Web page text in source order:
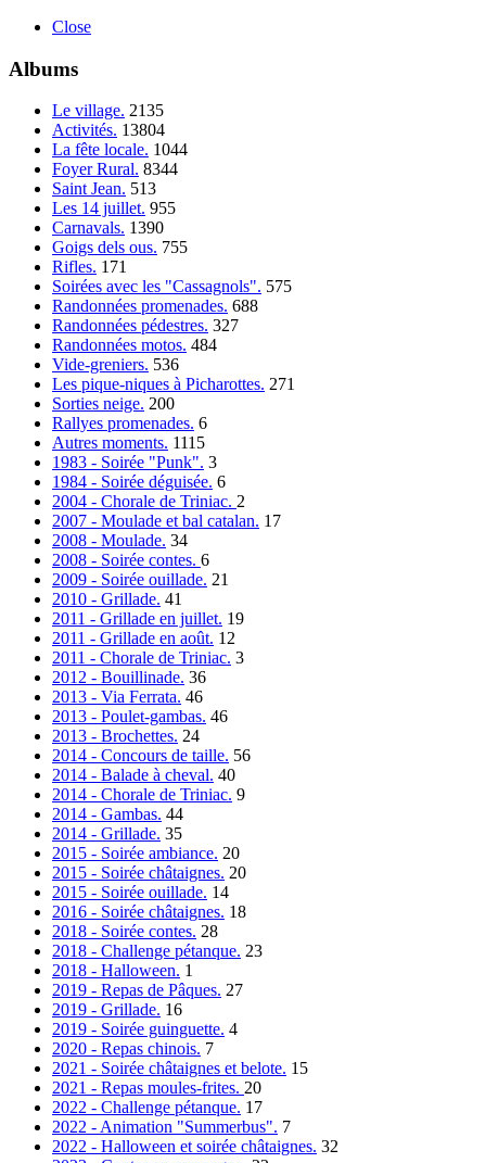
Close
Albums
Le village. 2135
Activités. 13804
La fête locale. 1044
Foyer Rural. 8344
Saint Jean. 513
Les 14 juillet. 955
Carnavals. 1390
Goigs dels ous. 755
Rifles. 171
Soirées avec les "Cassagnols". 575
Randonnées promenades. 688
Randonnées pédestres. 327
Randonnées motos. 484
Vide-greniers. 536
Les pique-niques à Picharottes. 271
Sorties neige. 200
Rallyes promenades. 6
Autres moments. 1115
1983 - Soirée "Punk". 3
1984 - Soirée déguisée. 6
2004 - Chorale de Triniac. 2
2007 - Moulade et bal catalan. 17
2008 - Moulade. 34
2008 - Soirée contes. 6
2009 - Soirée ouillade. 21
2010 - Grillade. 41
2011 - Grillade en juillet. 19
2011 - Grillade en août. 12
2011 - Chorale de Triniac. 3
2012 - Bouillinade. 36
2013 - Via Ferrata. 46
2013 - Poulet-gambas. 46
2013 - Brochettes. 24
2014 - Concours de taille. 56
2014 - Balade à cheval. 40
2014 - Chorale de Triniac. 9
2014 - Gambas. 44
2014 - Grillade. 35
2015 - Soirée ambiance. 20
2015 - Soirée châtaignes. 20
2015 - Soirée ouillade. 14
2016 - Soirée châtaignes. 18
2018 - Soirée contes. 28
2018 - Challenge pétanque. 23
2018 - Halloween. 1
2019 - Repas de Pâques. 27
2019 - Grillade. 16
2019 - Soirée guinguette. 4
2020 - Repas chinois. 7
2021 - Soirée châtaignes et belote. 15
2021 - Repas moules-frites. 20
2022 - Challenge pétanque. 17
2022 - Animation "Summerbus". 7
2022 - Halloween et soirée châtaignes. 32